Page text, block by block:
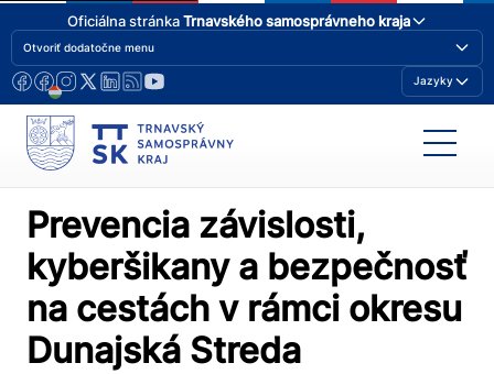
Oficiálna stránkaTrnavského samosprávneho kraja
Otvoriť dodatočne menu
Jazyky
Prevencia závislosti,
kyberšikany a bezpečnosť
na cestách v rámci okresu
Dunajská Streda